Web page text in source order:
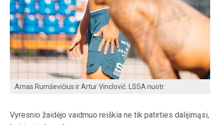
Arnas Rumševičius ir Artur Vinclovič. LSSA nuotr.
Vyresnio žaidėjo vaidmuo reiškia ne tik patirties dalijimąsi,